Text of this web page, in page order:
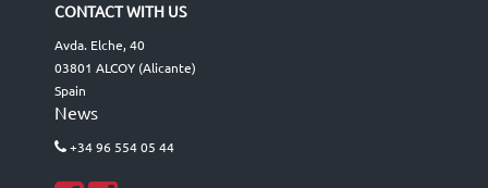
CONTACT WITH US
Avda. Elche, 40
03801 ALCOY (Alicante)
Spain
News
+34 96 554 05 44